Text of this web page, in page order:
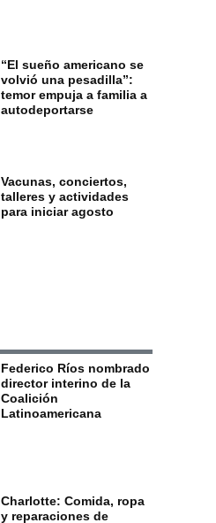
“El sueño americano se
volvió una pesadilla”:
temor empuja a familia a
autodeportarse
Vacunas, conciertos,
talleres y actividades
para iniciar agosto
Federico Ríos nombrado
director interino de la
Coalición
Latinoamericana
Charlotte: Comida, ropa
y reparaciones de